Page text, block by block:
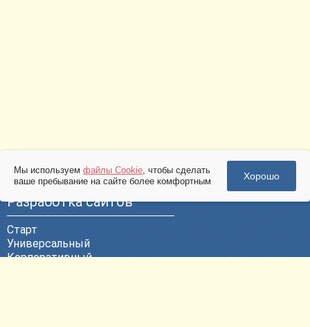
Разработка сайтов
Старт
Универсальный
Корпоративный
Мы используем файлы Cookie, чтобы сделать
ваше пребывание на сайте более комфортным
Хорошо